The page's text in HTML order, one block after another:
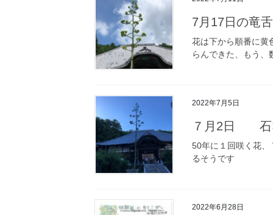
7月17日の竜
花は下から順番に黄
らんできた、もう、
2022年7月5日
７月2日 石
50年に１回咲く花
るそうです
2022年6月28日